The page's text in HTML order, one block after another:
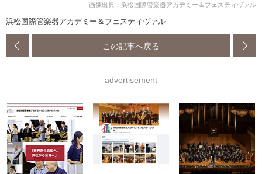
画像出典：浜松国際管楽器アカデミー＆フェスティヴァル
浜松国際管楽器アカデミー＆フェスティヴァル
この記事へ戻る
advertisement